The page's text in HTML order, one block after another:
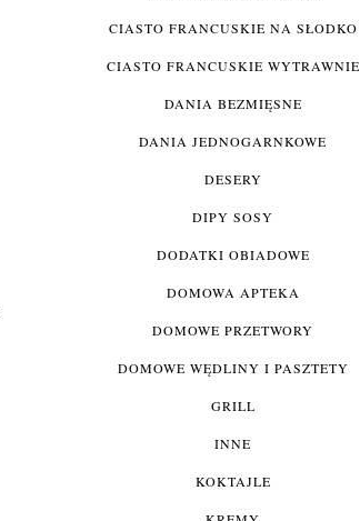
CIASTO FRANCUSKIE NA SŁODKO
CIASTO FRANCUSKIE WYTRAWNIE
DANIA BEZMIĘSNE
DANIA JEDNOGARNKOWE
DESERY
DIPY SOSY
DODATKI OBIADOWE
DOMOWA APTEKA
DOMOWE PRZETWORY
DOMOWE WĘDLINY I PASZTETY
GRILL
INNE
KOKTAJLE